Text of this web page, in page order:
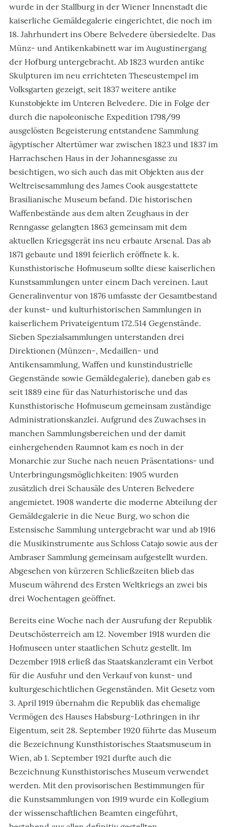
wurde in der Stallburg in der Wiener Innenstadt die
kaiserliche Gemäldegalerie eingerichtet, die noch im
18. Jahrhundert ins Obere Belvedere übersiedelte. Das
Münz- und Antikenkabinett war im Augustinergang
der Hofburg untergebracht. Ab 1823 wurden antike
Skulpturen im neu errichteten Theseustempel im
Volksgarten gezeigt, seit 1837 weitere antike
Kunstobjekte im Unteren Belvedere. Die in Folge der
durch die napoleonische Expedition 1798/99
ausgelösten Begeisterung entstandene Sammlung
ägyptischer Altertümer war zwischen 1823 und 1837 im
Harrachschen Haus in der Johannesgasse zu
besichtigen, wo sich auch das mit Objekten aus der
Weltreisesammlung des James Cook ausgestattete
Brasilianische Museum befand. Die historischen
Waffenbestände aus dem alten Zeughaus in der
Renngasse gelangten 1863 gemeinsam mit dem
aktuellen Kriegsgerät ins neu erbaute Arsenal. Das ab
1871 gebaute und 1891 feierlich eröffnete k. k.
Kunsthistorische Hofmuseum sollte diese kaiserlichen
Kunstsammlungen unter einem Dach vereinen. Laut
Generalinventur von 1876 umfasste der Gesamtbestand
der kunst- und kulturhistorischen Sammlungen in
kaiserlichem Privateigentum 172.514 Gegenstände.
Sieben Spezialsammlungen unterstanden drei
Direktionen (Münzen-, Medaillen- und
Antikensammlung, Waffen und kunstindustrielle
Gegenstände sowie Gemäldegalerie), daneben gab es
seit 1889 eine für das Naturhistorische und das
Kunsthistorische Hofmuseum gemeinsam zuständige
Administrationskanzlei. Aufgrund des Zuwachses in
manchen Sammlungsbereichen und der damit
einhergehenden Raumnot kam es noch in der
Monarchie zur Suche nach neuen Präsentations- und
Unterbringungsmöglichkeiten: 1905 wurden
zusätzlich drei Schausäle des Unteren Belvedere
angemietet. 1908 wanderte die moderne Abteilung der
Gemäldegalerie in die Neue Burg, wo schon die
Estensische Sammlung untergebracht war und ab 1916
die Musikinstrumente aus Schloss Catajo sowie aus der
Ambraser Sammlung gemeinsam aufgestellt wurden.
Abgesehen von kürzeren Schließzeiten blieb das
Museum während des Ersten Weltkriegs an zwei bis
drei Wochentagen geöffnet.
Bereits eine Woche nach der Ausrufung der Republik
Deutschösterreich am 12. November 1918 wurden die
Hofmuseen unter staatlichen Schutz gestellt. Im
Dezember 1918 erließ das Staatskanzleramt ein Verbot
für die Ausfuhr und den Verkauf von kunst- und
kulturgeschichtlichen Gegenständen. Mit Gesetz vom
3. April 1919 übernahm die Republik das ehemalige
Vermögen des Hauses Habsburg-Lothringen in ihr
Eigentum, seit 28. September 1920 führte das Museum
die Bezeichnung Kunsthistorisches Staatsmuseum in
Wien, ab 1. September 1921 durfte auch die
Bezeichnung Kunsthistorisches Museum verwendet
werden. Mit den provisorischen Bestimmungen für
die Kunstsammlungen von 1919 wurde ein Kollegium
der wissenschaftlichen Beamten eingeführt,